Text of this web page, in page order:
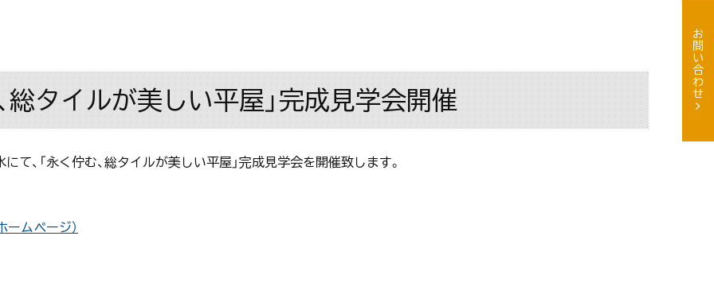
総タイルが美しい平屋」完成見学会開催
にて、「永く佇む、総タイルが美しい平屋」完成見学会を開催致します。
ムページ）
お問い合わせ